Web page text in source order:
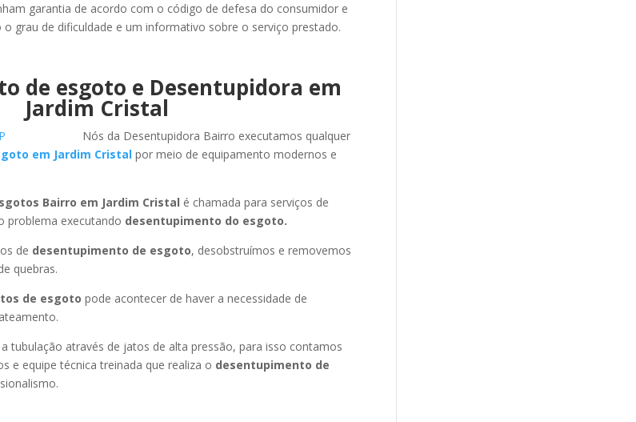
garantia de acordo com o código de defesa do consumidor e
o grau de dificuldade e um informativo sobre o serviço prestado.
de esgoto e Desentupidora em
Jardim Cristal
Nós da Desentupidora Bairro executamos qualquer
em Jardim Cristalpor meio de equipamento modernos e
Bairro em Jardim Cristal é chamada para serviços de
problema executando desentupimento do esgoto.
de desentupimento de esgoto, desobstruímos e removemos
quebras.
de esgoto pode acontecer de haver a necessidade de
tubulação através de jatos de alta pressão, para isso contamos
e equipe técnica treinada que realiza o desentupimento de